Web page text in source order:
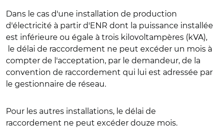
Dans le cas d'une installation de production
d'électricité à partir d'ENR dont la puissance installée
est inférieure ou égale à trois kilovoltampères (kVA),
le délai de raccordement ne peut excéder un mois à
compter de l'acceptation, par le demandeur, de la
convention de raccordement qui lui est adressée par
le gestionnaire de réseau.
Pour les autres installations, le délai de
raccordement ne peut excéder douze mois.